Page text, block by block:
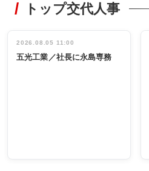
非鉄業界で
インタビュ
ー／社内ア
タックトレー
祝う 業界関
係者ら220人
出席
トップ交代人事
2026.08.05 11:00
五光工業／社長に永島専務